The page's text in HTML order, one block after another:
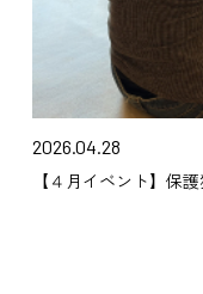
2026.04.28
【４月イベント】保